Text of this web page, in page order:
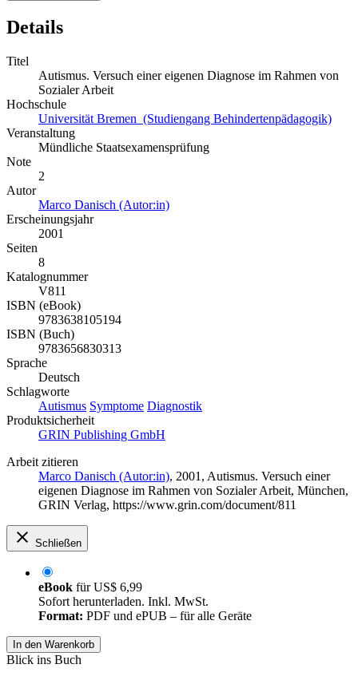
Details
Titel
Autismus. Versuch einer eigenen Diagnose im Rahmen von
Sozialer Arbeit
Hochschule
Universität Bremen (Studiengang Behindertenpädagogik)
Veranstaltung
Mündliche Staatsexamensprüfung
Note
2
Autor
Marco Danisch (Autor:in)
Erscheinungsjahr
2001
Seiten
8
Katalognummer
V811
ISBN (eBook)
9783638105194
ISBN (Buch)
9783656830313
Sprache
Deutsch
Schlagworte
Autismus Symptome Diagnostik
Produktsicherheit
GRIN Publishing GmbH
Arbeit zitieren
Marco Danisch (Autor:in), 2001, Autismus. Versuch einer
eigenen Diagnose im Rahmen von Sozialer Arbeit, München,
GRIN Verlag, https://www.grin.com/document/811
Schließen
eBook fürUS$ 6,99
Sofort herunterladen. Inkl. MwSt.
Format: PDF und ePUB – für alle Geräte
In den Warenkorb
Blick ins Buch